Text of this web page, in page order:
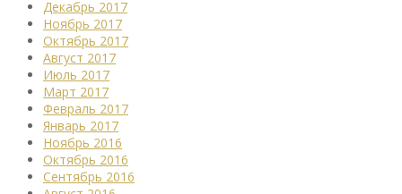
Декабрь 2017
Ноябрь 2017
Октябрь 2017
Август 2017
Июль 2017
Март 2017
Февраль 2017
Январь 2017
Ноябрь 2016
Октябрь 2016
Сентябрь 2016